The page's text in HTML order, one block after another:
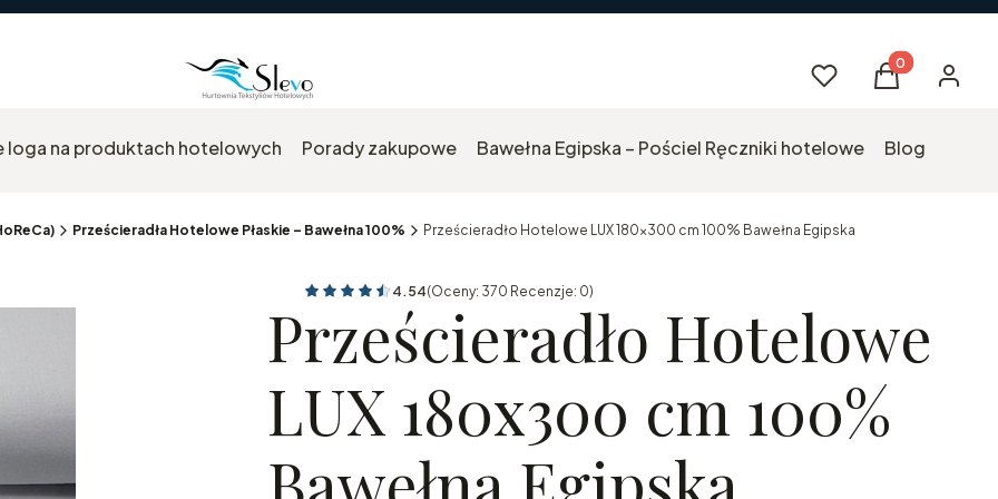
UlubioneProdukty w
Koszyk
loga na produktach hotelowych Porady zakupowe Bawełna Egipska – Pościel Ręczniki hotelowe Blog
Prześcieradła Hotelowe Płaskie – Bawełna 100% Prześcieradło Hotelowe LUX 180x300 cm 100% Bawełna Egipska
4.54(Oceny: 370 Recenzje: 0)
Przejdź do sekcji Opinie
Prześcieradło Hotelowe
LUX 180x300 cm 100%